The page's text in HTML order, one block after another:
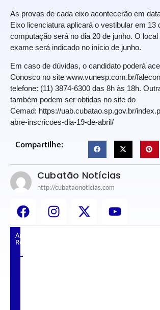
As provas de cada eixo acontecerão em
Eixo licenciatura aplicará o vestibular em 13
computação será no dia 20 de junho. O
exame será indicado no início de junho.
Em caso de dúvidas, o candidato poderá
Conosco no site www.vunesp.com.br/
telefone: (11) 3874-6300 das 8h às 18h.
também podem ser obtidas no site do
Cemad: https://uab.cubatao.sp.gov.br/
abre-inscricoes-dia-19-de-abril/
Compartilhe:
Cubatão Notícias
http://cubataonoticias.com
Artigos
Relacionados